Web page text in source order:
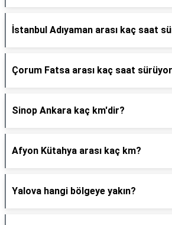
İstanbul Adıyaman arası kaç saat
Çorum Fatsa arası kaç saat
Sinop Ankara kaç km'dir?
Afyon Kütahya arası kaç km?
Yalova hangi bölgeye yakın?